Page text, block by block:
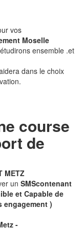
vos
Moselle
ensemble .et
dans le choix
course
de
METZ
un SMScontenant
et Capable de
engagement )
-